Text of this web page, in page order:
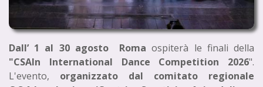
Dall’ 1 al 30 agosto Roma ospiterà le finali della
"CSAIn International Dance Competition 2026".
L'evento, organizzato dal comitato regionale